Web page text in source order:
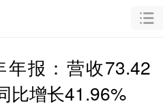
报：营收73.42
比增长41.96%